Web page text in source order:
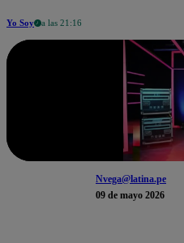
Yo Soy a las 21:16
Nvega@latina.pe
09 de mayo 2026